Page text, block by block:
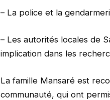
– La police et la
– Les autorités locales de
implication dans les
La famille Mansaré est
communauté, qui ont